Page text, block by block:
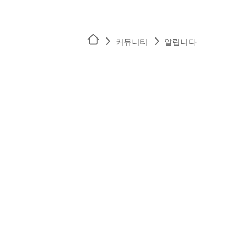
커뮤니티 알립니다